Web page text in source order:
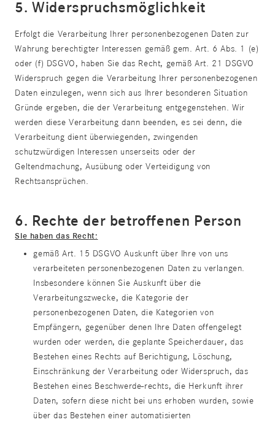
5. Widerspruchsmöglichkeit
Erfolgt die Verarbeitung Ihrer personenbezogenen Daten zur
Wahrung berechtigter Interessen gemäß gem. Art. 6 Abs. 1 (e)
oder (f) DSGVO, haben Sie das Recht, gemäß Art. 21 DSGVO
Widerspruch gegen die Verarbeitung Ihrer personenbezogenen
Daten einzulegen, wenn sich aus Ihrer besonderen Situation
Gründe ergeben, die der Verarbeitung entgegenstehen. Wir
werden diese Verarbeitung dann beenden, es sei denn, die
Verarbeitung dient überwiegenden, zwingenden
schutzwürdigen Interessen unserseits oder der
Geltendmachung, Ausübung oder Verteidigung von
Rechtsansprüchen.
6. Rechte der betroffenen Person
Sie haben das Recht:
gemäß Art. 15 DSGVO Auskunft über Ihre von uns
verarbeiteten personenbezogenen Daten zu verlangen.
Insbesondere können Sie Auskunft über die
Verarbeitungszwecke, die Kategorie der
personenbezogenen Daten, die Kategorien von
Empfängern, gegenüber denen Ihre Daten offengelegt
wurden oder werden, die geplante Speicherdauer, das
Bestehen eines Rechts auf Berichtigung, Löschung,
Einschränkung der Verarbeitung oder Widerspruch, das
Bestehen eines Beschwerde-rechts, die Herkunft ihrer
Daten, sofern diese nicht bei uns erhoben wurden, sowie
über das Bestehen einer automatisierten